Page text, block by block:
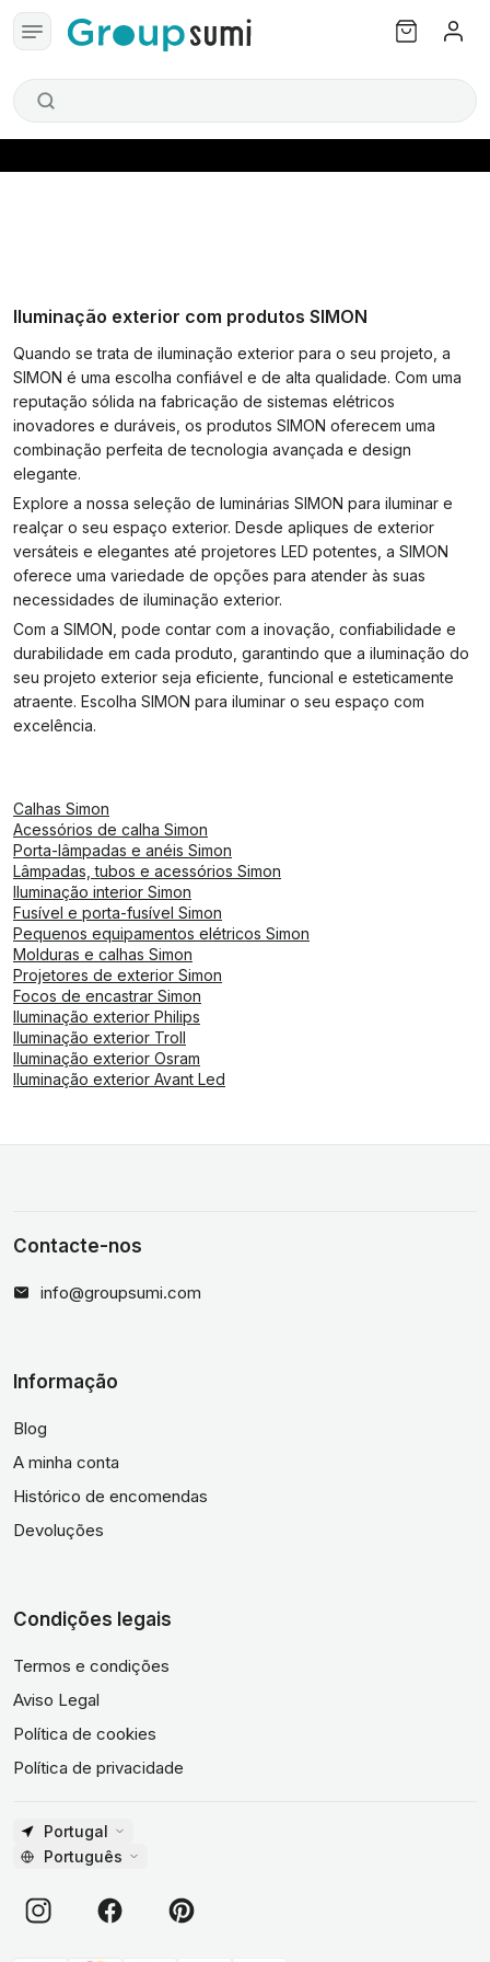
Iluminação exterior com produtos SIMON
Quando se trata de iluminação exterior para o seu projeto, a
SIMON é uma escolha confiável e de alta qualidade. Com uma
reputação sólida na fabricação de sistemas elétricos
inovadores e duráveis, os produtos SIMON oferecem uma
combinação perfeita de tecnologia avançada e design
elegante.
Explore a nossa seleção de luminárias SIMON para iluminar e
realçar o seu espaço exterior. Desde apliques de exterior
versáteis e elegantes até projetores LED potentes, a SIMON
oferece uma variedade de opções para atender às suas
necessidades de iluminação exterior.
Com a SIMON, pode contar com a inovação, confiabilidade e
durabilidade em cada produto, garantindo que a iluminação do
seu projeto exterior seja eficiente, funcional e esteticamente
atraente. Escolha SIMON para iluminar o seu espaço com
excelência.
Calhas Simon
Acessórios de calha Simon
Porta-lâmpadas e anéis Simon
Lâmpadas, tubos e acessórios Simon
Iluminação interior Simon
Fusível e porta-fusível Simon
Pequenos equipamentos elétricos Simon
Molduras e calhas Simon
Projetores de exterior Simon
Focos de encastrar Simon
Iluminação exterior Philips
Iluminação exterior Troll
Iluminação exterior Osram
Iluminação exterior Avant Led
Contacte-nos
info@groupsumi.com
Informação
Blog
A minha conta
Histórico de encomendas
Devoluções
Condições legais
Termos e condições
Aviso Legal
Política de cookies
Política de privacidade
Portugal
Português